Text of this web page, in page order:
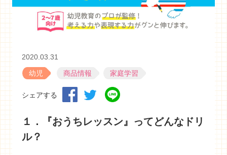
2020.03.31
幼児
商品情報 家庭学習
シェアする
１．『おうちレッスン』ってどんなドリ
ル？